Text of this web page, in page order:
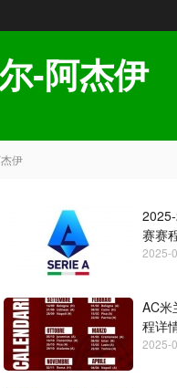
-阿杰伊
伊
赛赛
2025-
AC米
程详
2025-